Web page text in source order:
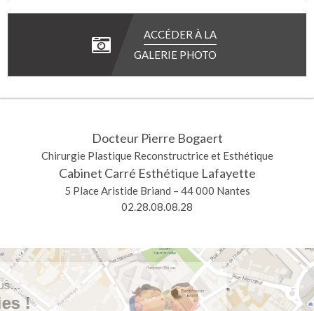
ACCÉDER À LA
GALERIE PHOTO
Docteur Pierre Bogaert
Chirurgie Plastique Reconstructrice et Esthétique
Cabinet Carré Esthétique Lafayette
5 Place Aristide Briand – 44 000 Nantes
02.28.08.08.28
c'est nous...
Cookies !